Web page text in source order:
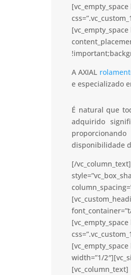
A AXIAL
e especializado
É natural que
adquirido
disponibilidade
[/
width=”1/
[vc_column_text]